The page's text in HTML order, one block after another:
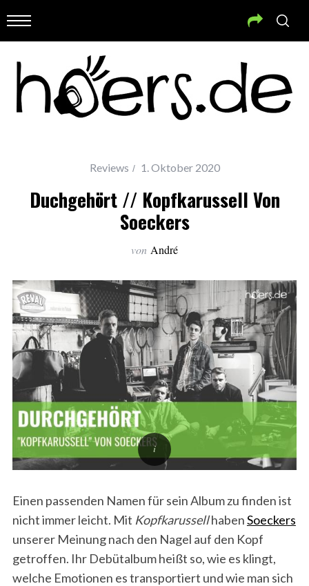
Reviews 1. Oktober 2020
Duchgehört // Kopfkarussell Von
Soeckers
von André
Einen passenden Namen für sein Album zu finden ist
nicht immer leicht. Mit KopfkarussellhabenSoeckers
unserer Meinung nach den Nagel auf den Kopf
getroffen. Ihr Debütalbum heißt so, wie es klingt,
welche Emotionen es transportiert und wie man sich